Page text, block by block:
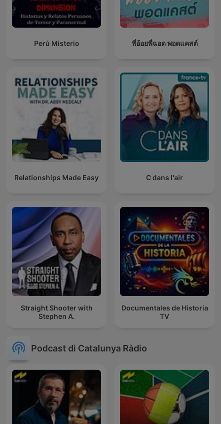
Perú Misterio พี่อ้อยพี่ฉอด พอดแคสต์
Relationships Made Easy C dans l'air
Straight Shooter with
Stephen A.
Documentales de Historia
TV
Podcast di Catalunya Ràdio